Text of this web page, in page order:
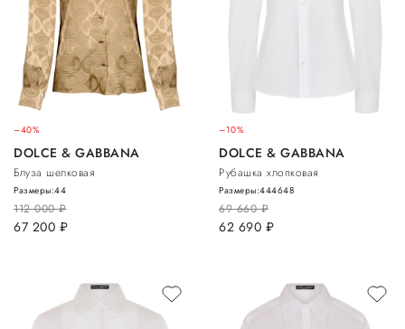
–40%
DOLCE & GABBANA
Блуза шелковая
112 000руб.
67 200 руб.
Размеры:44
–10%
DOLCE & GABBANA
Рубашка хлопковая
69 660руб.
62 690 руб.
Размеры:444648